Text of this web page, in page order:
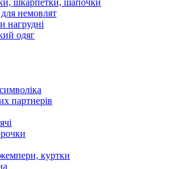
шкарпетки, шапочки
немовлят
нагрудні
одяг
партнерів
куртки